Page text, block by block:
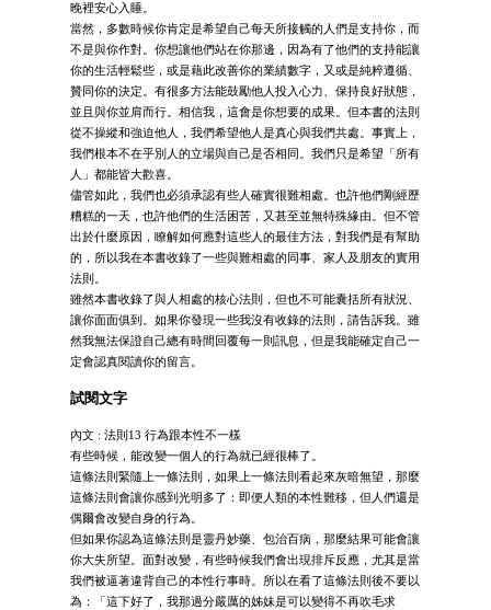
晚裡安心入睡。
當然，多數時候你肯定是希望自己每天所接觸的人們是支持你，而
不是與你作對。你想讓他們站在你那邊，因為有了他們的支持能讓
你的生活輕鬆些，或是藉此改善你的業績數字，又或是純粹遵循、
贊同你的決定。有很多方法能鼓勵他人投入心力、保持良好狀態，
並且與你並肩而行。相信我，這會是你想要的成果。但本書的法則
從不操縱和強迫他人，我們希望他人是真心與我們共處。事實上，
我們根本不在乎別人的立場與自己是否相同。我們只是希望「所有
人」都能皆大歡喜。
儘管如此，我們也必須承認有些人確實很難相處。也許他們剛經歷
糟糕的一天，也許他們的生活困苦，又甚至並無特殊緣由。但不管
出於什麼原因，瞭解如何應對這些人的最佳方法，對我們是有幫助
的，所以我在本書收錄了一些與難相處的同事、家人及朋友的實用
法則。
雖然本書收錄了與人相處的核心法則，但也不可能囊括所有狀況、
讓你面面俱到。如果你發現一些我沒有收錄的法則，請告訴我。雖
然我無法保證自己總有時間回覆每一則訊息，但是我能確定自己一
定會認真閱讀你的留言。
試閱文字
內文 : 法則13 行為跟本性不一樣
有些時候，能改變一個人的行為就已經很棒了。
這條法則緊隨上一條法則，如果上一條法則看起來灰暗無望，那麼
這條法則會讓你感到光明多了：即便人類的本性難移，但人們還是
偶爾會改變自身的行為。
但如果你認為這條法則是靈丹妙藥、包治百病，那麼結果可能會讓
你大失所望。面對改變，有些時候我們會出現排斥反應，尤其是當
我們被逼著違背自己的本性行事時。所以在看了這條法則後不要以
為：「這下好了，我那過分嚴厲的姊妹是可以變得不再吹毛求